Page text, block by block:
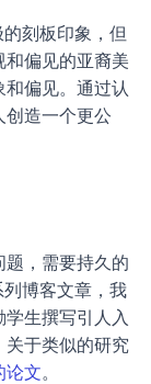
刻板印象，但
偏见的亚裔美
偏见。通过认
造一个更公
，需要持久的
博客文章，我
生撰写引人入
关于类似的研究
论文。